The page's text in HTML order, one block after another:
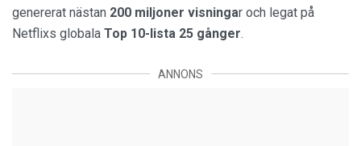
genererat nästan 200 miljoner visningar och legat på
Netflixs globala Top 10-lista 25 gånger.
ANNONS